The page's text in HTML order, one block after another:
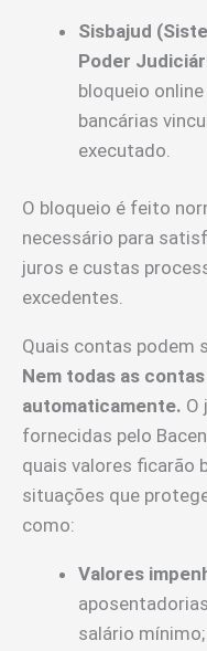
Sisbajud
Poder
bloqueio
bancárias
executado.
O bloqueio é feito
necessário para
juros e custas
excedentes.
Quais contas podem
Nem todas as
automaticamente. O
fornecidas pelo
quais valores ficarão
situações que
como:
Valores
salário mínimo;